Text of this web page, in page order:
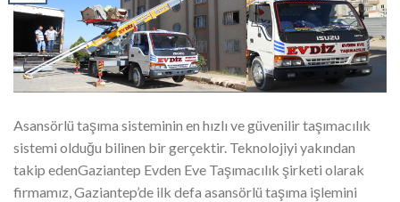
Asansörlü taşıma sisteminin en hızlı ve güvenilir taşımacılık
sistemi olduğu bilinen bir gerçektir. Teknolojiyi yakından
takip edenGaziantep Evden Eve Taşımacılık şirketi olarak
firmamız, Gaziantep’de ilk defa asansörlü taşıma işlemini